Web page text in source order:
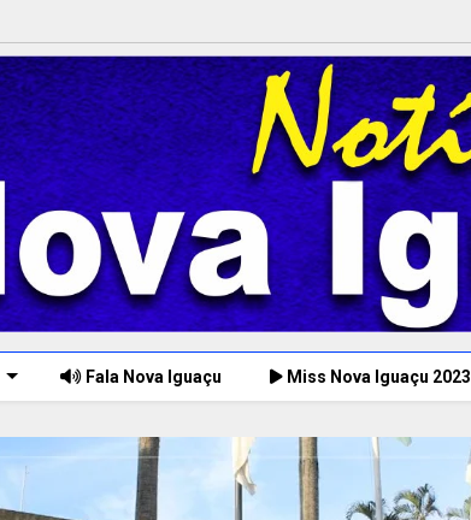
Fala Nova Iguaçu Miss Nova Iguaçu 2023